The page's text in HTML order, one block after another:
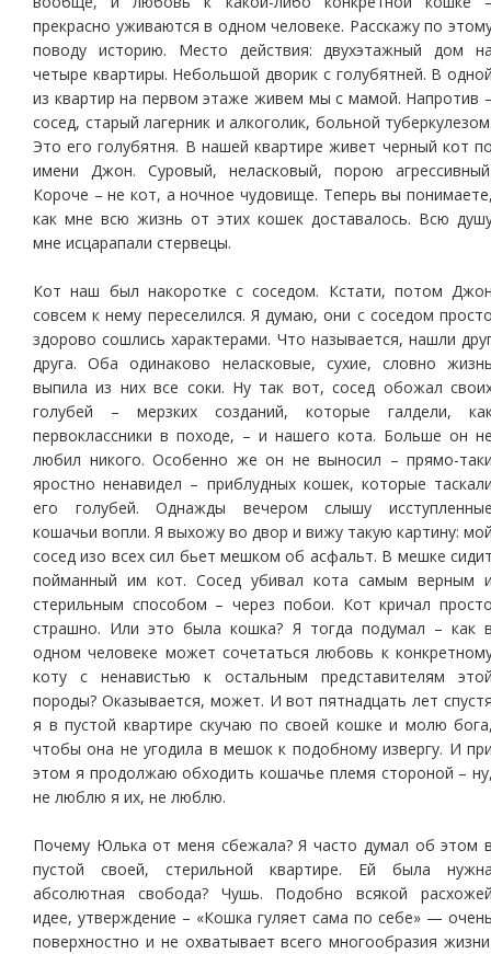
прекрасно уживаются в одном человеке. Расскажу по
поводу историю. Место действия: двухэтажный дом
четыре квартиры. Небольшой дворик с голубятней. В
из квартир на первом этаже живем мы с мамой. Напротив
сосед, старый лагерник и алкоголик, больной
Это его голубятня. В нашей квартире живет черный кот
имени Джон. Суровый, неласковый, порою
Короче – не кот, а ночное чудовище. Теперь вы
как мне всю жизнь от этих кошек доставалось. Всю
мне исцарапали стервецы.
Кот наш был накоротке с соседом. Кстати, потом
совсем к нему переселился. Я думаю, они с соседом
здорово сошлись характерами. Что называется, нашли
друга. Оба одинаково неласковые, сухие, словно
выпила из них все соки. Ну так вот, сосед обожал
голубей – мерзких созданий, которые галдели,
первоклассники в походе, – и нашего кота. Больше он
любил никого. Особенно же он не выносил – прямо-
яростно ненавидел – приблудных кошек, которые
его голубей. Однажды вечером слышу
кошачьи вопли. Я выхожу во двор и вижу такую картину:
сосед изо всех сил бьет мешком об асфальт. В мешке
пойманный им кот. Сосед убивал кота самым верным
стерильным способом – через побои. Кот кричал
страшно. Или это была кошка? Я тогда подумал – как
одном человеке может сочетаться любовь к
коту с ненавистью к остальным представителям
породы? Оказывается, может. И вот пятнадцать лет
я в пустой квартире скучаю по своей кошке и молю
чтобы она не угодила в мешок к подобному извергу. И
этом я продолжаю обходить кошачье племя стороной –
не люблю я их, не люблю.
Почему Юлька от меня сбежала? Я часто думал об этом
пустой своей, стерильной квартире. Ей была
абсолютная свобода? Чушь. Подобно всякой
идее, утверждение – «Кошка гуляет сама по себе» —
поверхностно и не охватывает всего многообразия